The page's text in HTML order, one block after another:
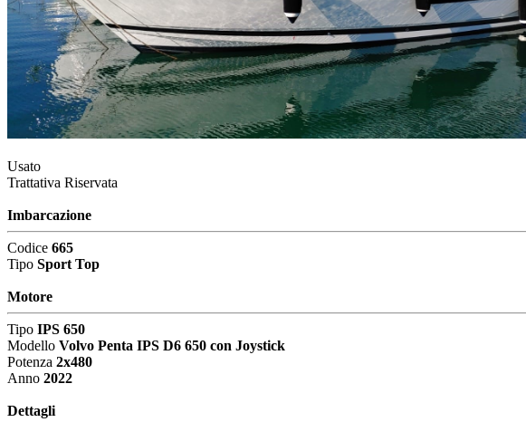
Usato
Trattativa Riservata
Imbarcazione
Codice 665
Tipo Sport Top
Motore
Tipo IPS 650
Modello Volvo Penta IPS D6 650 con Joystick
Potenza 2x480
Anno 2022
Dettagli